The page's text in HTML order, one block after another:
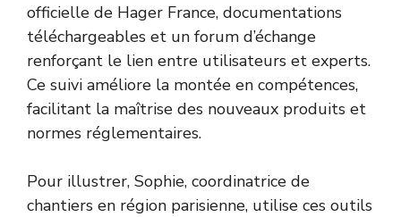
officielle de Hager France, documentations
téléchargeables et un forum d’échange
renforçant le lien entre utilisateurs et experts.
Ce suivi améliore la montée en compétences,
facilitant la maîtrise des nouveaux produits et
normes réglementaires.
Pour illustrer, Sophie, coordinatrice de
chantiers en région parisienne, utilise ces outils